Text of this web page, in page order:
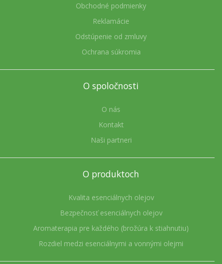
Obchodné podmienky
Reklamácie
Odstúpenie od zmluvy
Ochrana súkromia
O spoločnosti
O nás
Kontakt
Naši partneri
O produktoch
Kvalita esenciálnych olejov
Bezpečnosť esenciálnych olejov
Aromaterapia pre každého (brožúra k stiahnutiu)
Rozdiel medzi esenciálnymi a vonnými olejmi